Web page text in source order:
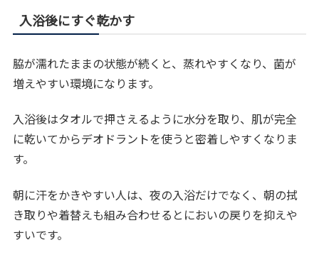
入浴後にすぐ乾かす
脇が濡れたままの状態が続くと、蒸れやすくなり、菌が
増えやすい環境になります。
入浴後はタオルで押さえるように水分を取り、肌が完全
に乾いてからデオドラントを使うと密着しやすくなりま
す。
朝に汗をかきやすい人は、夜の入浴だけでなく、朝の拭
き取りや着替えも組み合わせるとにおいの戻りを抑えや
すいです。